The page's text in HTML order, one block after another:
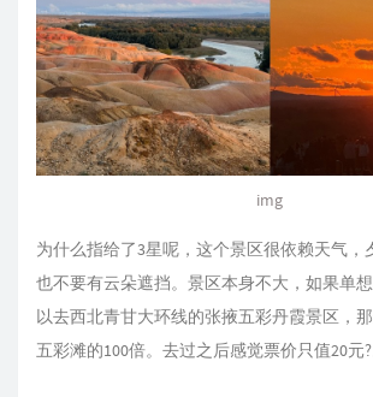
img
为什么指给了3星呢，这个景区很依赖天气，
也不要有云朵遮挡。景区本身不大，如果单
以去西北青甘大环线的张掖五彩丹霞景区，
五彩滩的100倍。去过之后感觉票价只值20元?